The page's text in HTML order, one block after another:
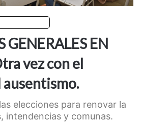
GENERALES EN
vez con el
elecciones para renovar la
intendencias y comunas.